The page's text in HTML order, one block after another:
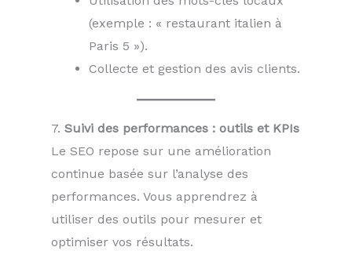
(exemple : « restaurant italien à
Paris 5 »).
Collecte et gestion des avis clients.
7. Suivi des performances : outils et KPIs
Le SEO repose sur une amélioration
continue basée sur l’analyse des
performances. Vous apprendrez à
utiliser des outils pour mesurer et
optimiser vos résultats.